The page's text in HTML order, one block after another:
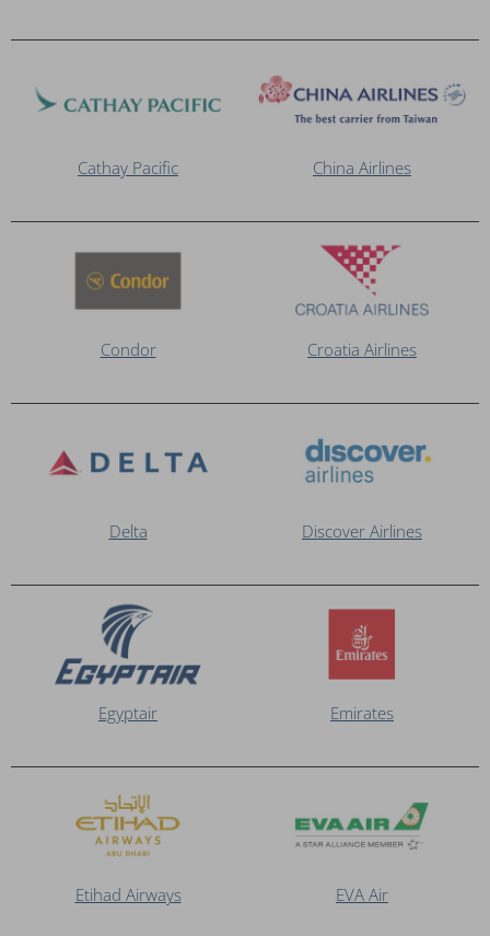
Cathay Pacific China Airlines
Condor Croatia Airlines
Delta Discover Airlines
Egyptair Emirates
Etihad Airways EVA Air